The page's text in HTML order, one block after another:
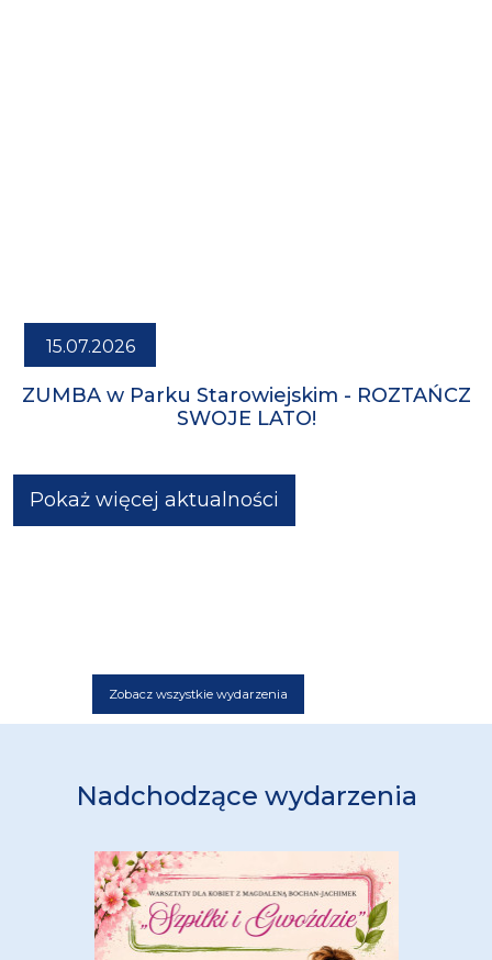
15.07.2026
ZUMBA w Parku Starowiejskim - ROZTAŃCZ
SWOJE LATO!
Pokaż więcej aktualności
Zobacz wszystkie wydarzenia
Nadchodzące wydarzenia